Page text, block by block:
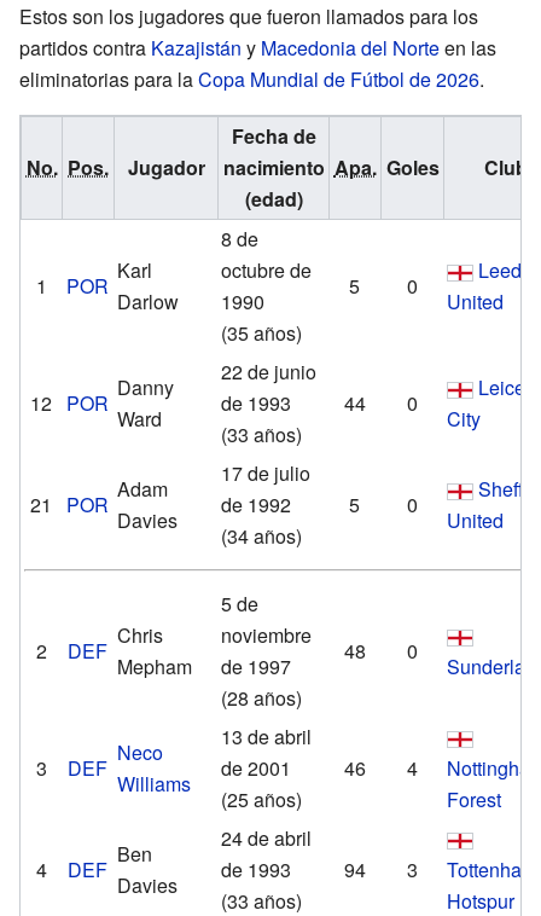
Estos son los jugadores que fueron llamados para los
partidos contra Kazajistán y Macedonia del Norteen las
eliminatorias para laCopa Mundial de Fútbol de 2026.
No. Pos. Jugador
Fecha de
nacimiento
(edad)
Apa. Goles Club
1 POR
Karl
Darlow
8 de
octubre de
1990
(35 años)
5 0
Leeds
United
12 POR
Danny
Ward
22 de junio
de 1993
(33 años)
44 0
City
21 POR
Adam
Davies
17 de julio
de 1992
(34 años)
5 0
United
2 DEF
Chris
Mepham
5 de
noviembre
de 1997
(28 años)
48 0
3 DEF
Neco
Williams
13 de abril
de 2001
(25 años)
46 4
Forest
4 DEF
Ben
Davies
24 de abril
de 1993
(33 años)
94 3
Tottenham
Hotspur